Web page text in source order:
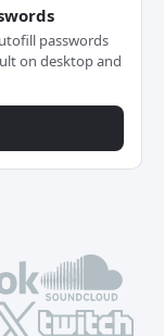
passwords
on desktop and